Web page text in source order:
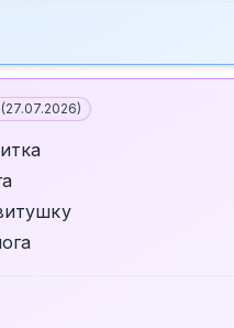
(27.07.2026)